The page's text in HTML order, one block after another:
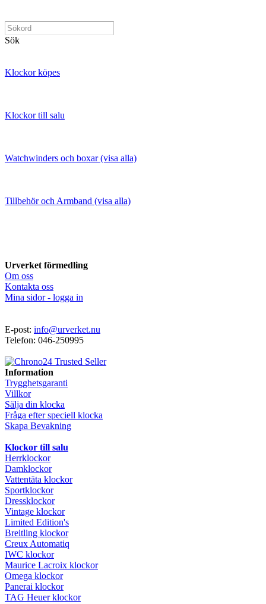
Sök
Klockor köpes
Klockor till salu
Watchwinders och boxar (visa alla)
Tillbehör och Armband (visa alla)
Urverket förmedling
Om oss
Kontakta oss
Mina sidor - logga in
E-post: info@urverket.nu
Telefon: 046-250995
Information
Trygghetsgaranti
Villkor
Sälja din klocka
Fråga efter speciell klocka
Skapa Bevakning
Klockor till salu
Herrklockor
Damklockor
Vattentäta klockor
Sportklockor
Dressklockor
Vintage klockor
Limited Edition's
Breitling klockor
Creux Automatiq
IWC klockor
Maurice Lacroix klockor
Omega klockor
Panerai klockor
TAG Heuer klockor